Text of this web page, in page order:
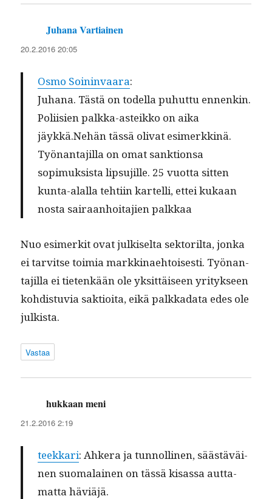
Juhana Vartiainen
20.2.2016 20:05
Osmo Soin­in­vaara:
Juhana. Tästä on todel­la puhut­tu ennenkin.
Poli­isien palk­ka-asteikko on aika
jäykkä.Nehän tässä oli­vat esimerkkinä.
Työ­nan­ta­jil­la on omat sank­tion­sa
sopimuk­sista lip­su­jille. 25 vuot­ta sit­ten
kun­ta-alal­la tehti­in kartel­li, ettei kukaan
nos­ta sairaan­hoita­jien palkkaa
Nuo esimerk­it ovat julkiselta sek­to­ril­ta, jon­ka
ei tarvitse toimia markki­nae­htois­es­ti. Työ­nan­
ta­jil­la ei tietenkään ole yksit­täiseen yri­tyk­seen
kohdis­tu­via sak­tioi­ta, eikä palkka­da­ta edes ole
julkista.
Vastaa
hukkaan meni
21.2.2016 2:19
teekkari: Ahk­era ja tun­nolli­nen, säästäväi­
nen suo­ma­lainen on tässä kisas­sa aut­ta­
mat­ta häviäjä.